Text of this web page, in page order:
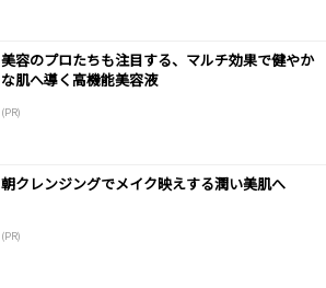
美容のプロたちも注目する、マルチ効果で健やか
な肌へ導く高機能美容液
(PR)
朝クレンジングでメイク映えする潤い美肌へ
(PR)